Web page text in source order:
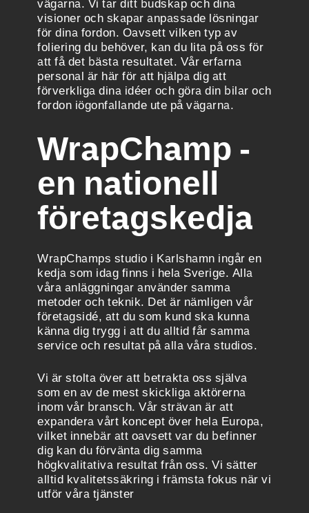
vägarna. Vi tar ditt budskap och dina
visioner och skapar anpassade lösningar
för dina fordon. Oavsett vilken typ av
foliering du behöver, kan du lita på oss för
att få det bästa resultatet. Vår erfarna
personal är här för att hjälpa dig att
förverkliga dina idéer och göra din bilar och
fordon iögonfallande ute på vägarna.
WrapChamp -
en nationell
företagskedja
WrapChamps studio i Karlshamn ingår en
kedja som idag finns i hela Sverige. Alla
våra anläggningar använder samma
metoder och teknik. Det är nämligen vår
företagsidé, att du som kund ska kunna
känna dig trygg i att du alltid får samma
service och resultat på alla våra studios.
Vi är stolta över att betrakta oss själva
som en av de mest skickliga aktörerna
inom vår bransch. Vår strävan är att
expandera vårt koncept över hela Europa,
vilket innebär att oavsett var du befinner
dig kan du förvänta dig samma
högkvalitativa resultat från oss. Vi sätter
alltid kvalitetssäkring i främsta fokus när vi
utför våra tjänster